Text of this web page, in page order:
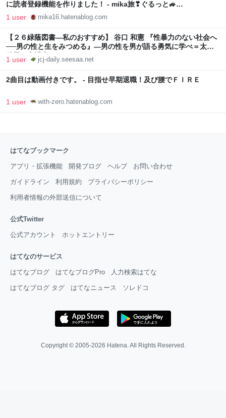
に読者登録機能を作りました！ - mika旅❣ぐるっと🚙
★Collection★blog
1 user mika16.hatenablog.com
【２６緑蔭図書―私のおすすめ】 谷口 和憲 『性暴力のない社会へ
──男の性と生をみつめる』―男の性を男が語る勇気に学べ＝太田
啓子（弁護士）: Daily JCJ
1 user jcj-daily.seesaa.net
2曲目は動画付きです。 - 目指せ早期退職！及び腰でＦＩＲＥ
1 user with-zero.hatenablog.com
はてなブックマーク
アプリ・拡張機能 開発ブログ ヘルプ お問い合わせ
ガイドライン 利用規約 プライバシーポリシー
利用者情報の外部送信について
公式Twitter
公式アカウント ホットエントリー
はてなのサービス
はてなブログ はてなブログPro 人力検索はてな
はてなブログ タグ はてなニュース ソレドコ
Copyright © 2005-2026 Hatena . All Rights Reserved.